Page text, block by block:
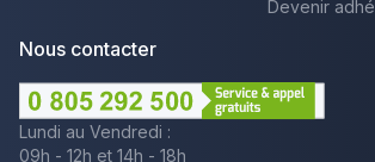
Devenir
Nous contacter
Lundi au Vendredi :
09h - 12h et 14h - 18h